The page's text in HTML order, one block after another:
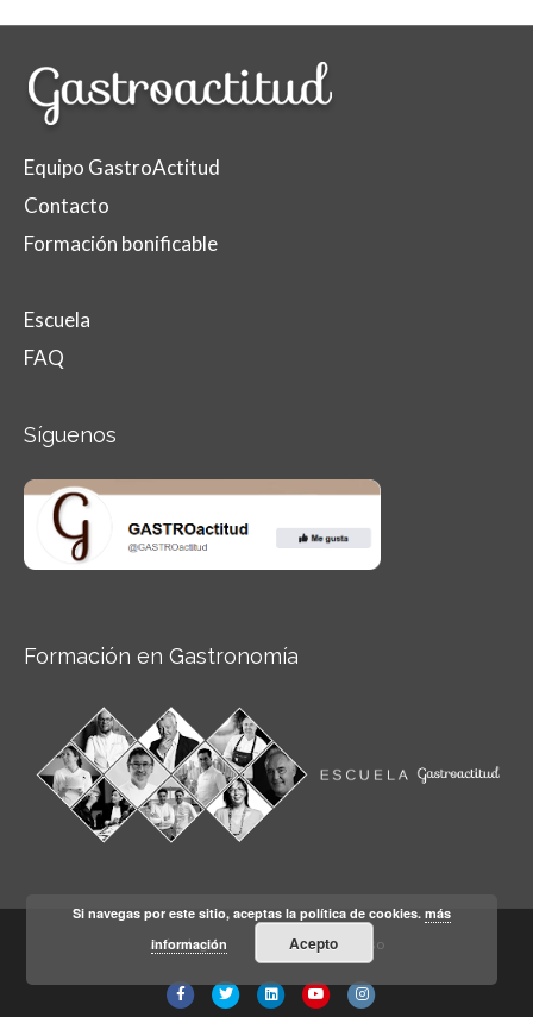
Equipo GastroActitud
Contacto
Formación bonificable
Escuela
FAQ
Síguenos
Formación en Gastronomía
Aviso legal Condiciones de Uso
FacebookTwitterLinkedinYoutubeInstagram
Si navegas por este sitio, aceptas la política de cookies.más
información
Acepto